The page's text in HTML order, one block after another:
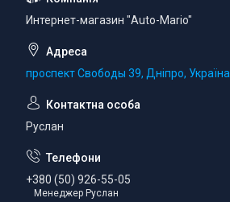
Интернет-магазин "Auto-Mario"
проспект Свободы 39, Дніпро, Україна
Руслан
+380 (50) 926-55-05
Менеджер Руслан